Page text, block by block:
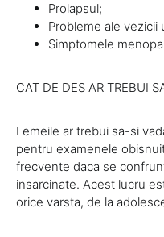
Prolapsul;
Probleme ale vezicii
Simptomele
CAT DE DES AR TREBUI
Femeile ar trebui sa-si
pentru examenele
frecvente daca se
insarcinate. Acest lucru
orice varsta, de la